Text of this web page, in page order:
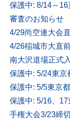
保護中: 8/14～
審査のお知らせ
4/29尚空連大会
4/26稲城市大直
南大沢道場正式
保護中: 5/24東京
保護中: 5/5東京
保護中: 5/16、
手権大会3/23締切